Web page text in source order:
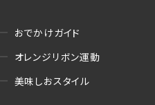
おでかけガイド
オレンジリボン運動
美味しおスタイル